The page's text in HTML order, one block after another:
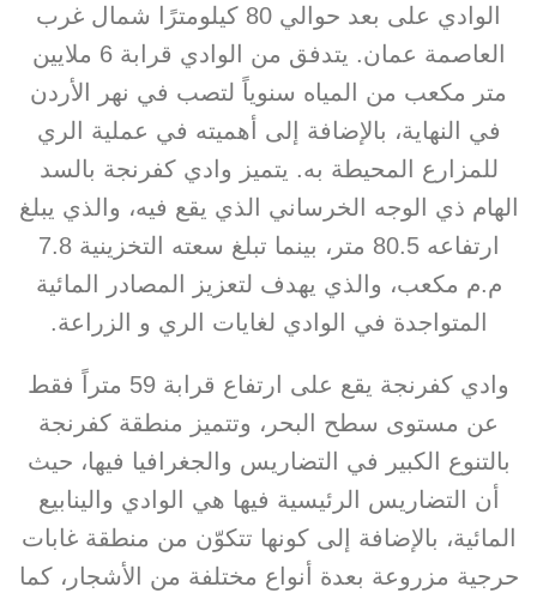
الوادي على بعد حوالي 80 كيلومترًا شمال غرب
العاصمة عمان. يتدفق من الوادي قرابة 6 ملايين
متر مكعب من المياه سنوياً لتصب في نهر الأردن
في النهاية، بالإضافة إلى أهميته في عملية الري
للمزارع المحيطة به. يتميز وادي كفرنجة بالسد
الهام ذي الوجه الخرساني الذي يقع فيه، والذي يبلغ
ارتفاعه 80.5 متر، بينما تبلغ سعته التخزينية 7.8
م.م مكعب، والذي يهدف لتعزيز المصادر المائية
المتواجدة في الوادي لغايات الري و الزراعة.
وادي كفرنجة يقع على ارتفاع قرابة 59 متراً فقط
عن مستوى سطح البحر، وتتميز منطقة كفرنجة
بالتنوع الكبير في التضاريس والجغرافيا فيها، حيث
أن التضاريس الرئيسية فيها هي الوادي والينابيع
المائية، بالإضافة إلى كونها تتكوّن من منطقة غابات
حرجية مزروعة بعدة أنواع مختلفة من الأشجار، كما